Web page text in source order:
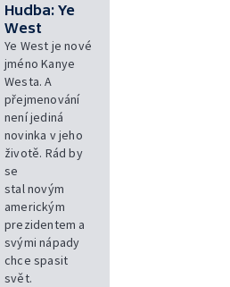
Hudba: Ye
West
Ye West je nové
jméno Kanye
Westa. A
přejmenování
není jediná
novinka v jeho
životě. Rád by
se
stal novým
americkým
prezidentem a
svými nápady
chce spasit
svět.